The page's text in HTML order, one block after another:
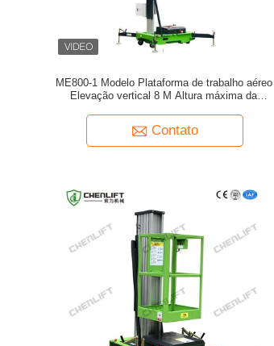
ME800-1 Modelo Plataforma de trabalho aéreo
Elevação vertical 8 M Altura máxima da
Contato